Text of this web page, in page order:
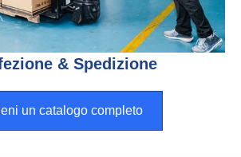
& Spedizione
un catalogo completo